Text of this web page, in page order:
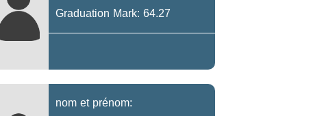
Graduation Mark: 64.27
nom et prénom: